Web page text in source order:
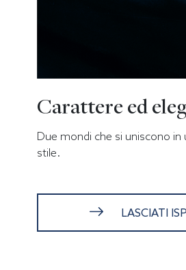
Carattere ed
Due mondi che si uniscono in
stile.
LASCIATI